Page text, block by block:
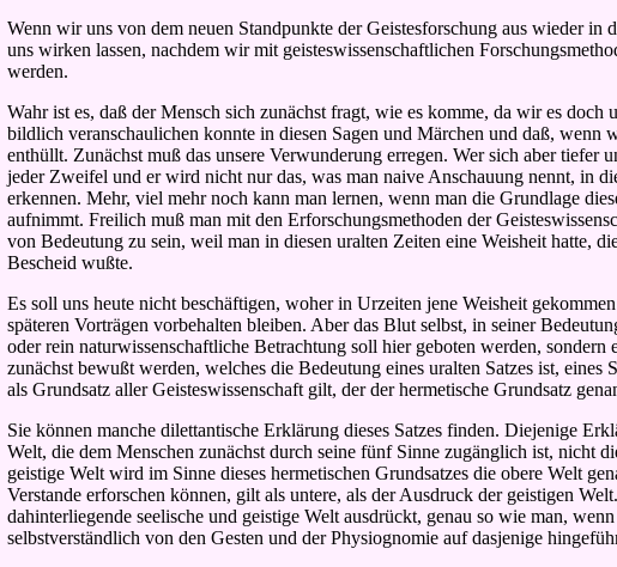
Wenn wir uns von dem neuen Standpunkte der Geistesforschung aus wieder in
uns wirken lassen, nachdem wir mit geisteswissenschaftlichen
werden.
Wahr ist es, daß der Mensch sich zunächst fragt, wie es komme, da wir es
bildlich veranschaulichen konnte in diesen Sagen und Märchen und daß,
enthüllt. Zunächst muß das unsere Verwunderung erregen. Wer sich aber
jeder Zweifel und er wird nicht nur das, was man naive Anschauung nennt, in
erkennen. Mehr, viel mehr noch kann man lernen, wenn man die Grundlage
aufnimmt. Freilich muß man mit den Erforschungsmethoden der
von Bedeutung zu sein, weil man in diesen uralten Zeiten eine Weisheit hatte,
Bescheid wußte.
Es soll uns heute nicht beschäftigen, woher in Urzeiten jene Weisheit
späteren Vorträgen vorbehalten bleiben. Aber das Blut selbst, in seiner
oder rein naturwissenschaftliche Betrachtung soll hier geboten werden,
zunächst bewußt werden, welches die Bedeutung eines uralten Satzes ist,
als Grundsatz aller Geisteswissenschaft gilt, der der hermetische Grundsatz
Sie können manche dilettantische Erklärung dieses Satzes finden. Diejenige
Welt, die dem Menschen zunächst durch seine fünf Sinne zugänglich ist, nicht
geistige Welt wird im Sinne dieses hermetischen Grundsatzes die obere Welt
Verstande erforschen können, gilt als untere, als der Ausdruck der geistigen
dahinterliegende seelische und geistige Welt ausdrückt, genau so wie man,
selbstverständlich von den Gesten und der Physiognomie auf dasjenige